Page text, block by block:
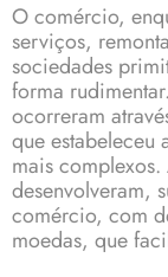
O comércio,
serviços,
sociedades
forma
ocorreram
que estabeleceu
mais
desenvolveram,
comércio, com
moedas, que